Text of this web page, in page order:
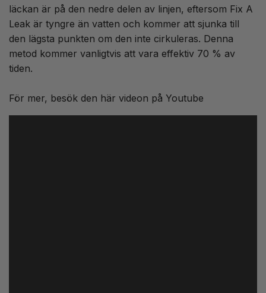
läckan är på den nedre delen av linjen, eftersom Fix A
Leak är tyngre än vatten och kommer att sjunka till
den lägsta punkten om den inte cirkuleras. Denna
metod kommer vanligtvis att vara effektiv 70 % av
tiden.
För mer, besök den här videon på Youtube